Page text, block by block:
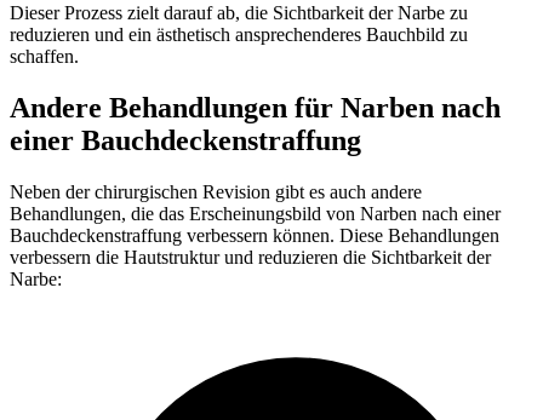
Dieser Prozess zielt darauf ab, die Sichtbarkeit der Narbe zu
reduzieren und ein ästhetisch ansprechenderes Bauchbild zu
schaffen.
Andere Behandlungen für Narben nach
einer Bauchdeckenstraffung
Neben der chirurgischen Revision gibt es auch andere
Behandlungen, die das Erscheinungsbild von Narben nach einer
Bauchdeckenstraffung verbessern können. Diese Behandlungen
verbessern die Hautstruktur und reduzieren die Sichtbarkeit der
Narbe: